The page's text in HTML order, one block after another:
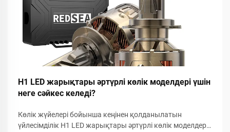
H1 LED жарықтары әртүрлі көлік моделдері үшін
неге сәйкес келеді?
Көлік жүйелері бойынша кеңінен қолданылатын
үйлесімділік H1 LED жарықтары әртүрлі көлік моделдері